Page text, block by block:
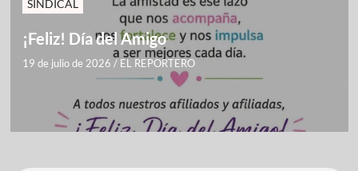
SINDICAL
¡Feliz! Día del Amigo
19 de julio de 2026 / EL REPORTERO